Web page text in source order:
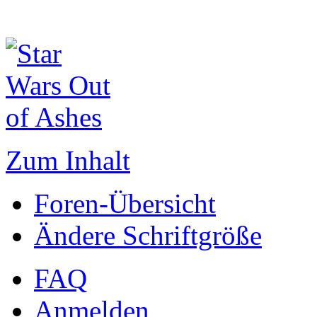
Zum Inhalt
Foren-Übersicht
Ändere Schriftgröße
FAQ
Anmelden